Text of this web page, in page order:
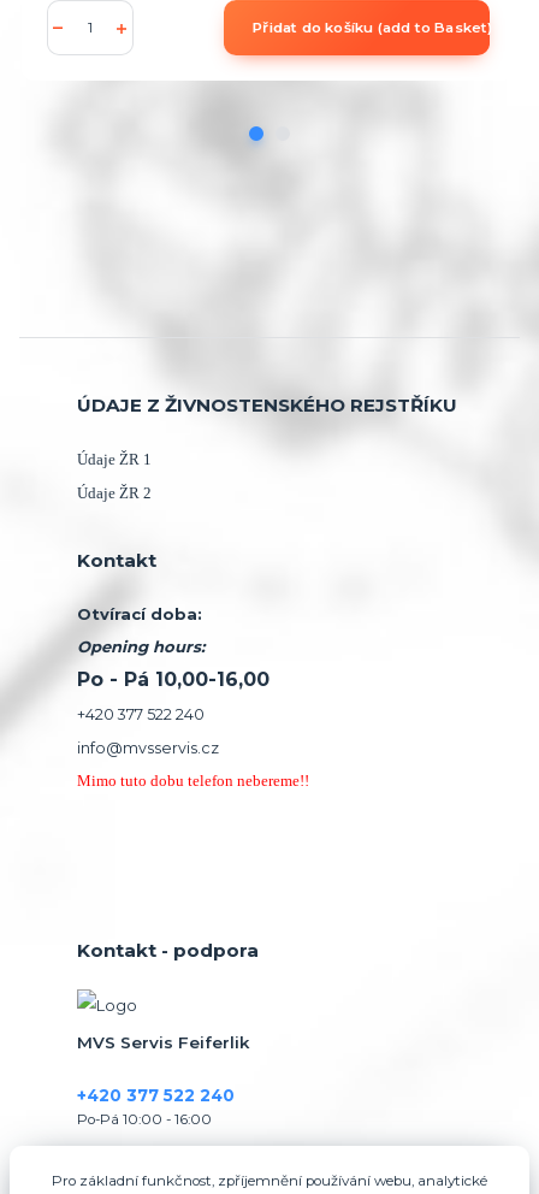
Přidat do košíku (add to Basket)
ÚDAJE Z ŽIVNOSTENSKÉHO REJSTŘÍKU
Údaje ŽR 1
Údaje ŽR 2
Kontakt
Otvírací doba:
Opening hours:
Po - Pá 10,00-16,00
+420 377 522 240
info@mvsservis.cz
Mimo tuto dobu telefon nebereme!!
Kontakt - podpora
MVS Servis Feiferlik
+420 377 522 240
Po-Pá 10:00 - 16:00
Pro základní funkčnost, zpříjemnění používání webu, analytické